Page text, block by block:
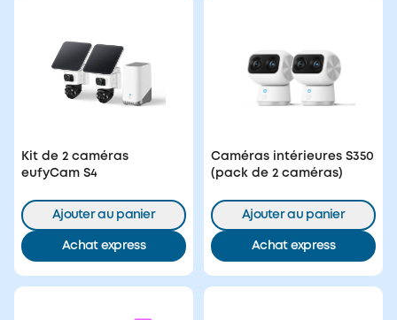
Kit de 2 caméras
eufyCam S4
Ajouter au panier
Achat express
Caméras intérieures S350
(pack de 2 caméras)
Ajouter au panier
Achat express